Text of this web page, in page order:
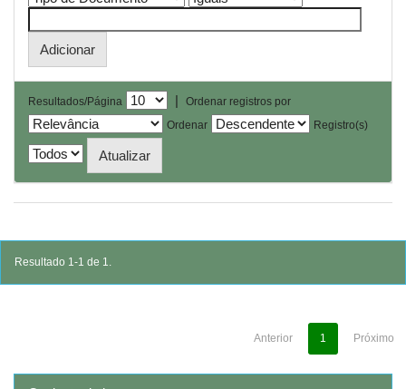
Resultados/Página |
Ordenar registros por
Ordenar
Registro(s)
Resultado 1-1 de 1.
Anterior 1 Próximo